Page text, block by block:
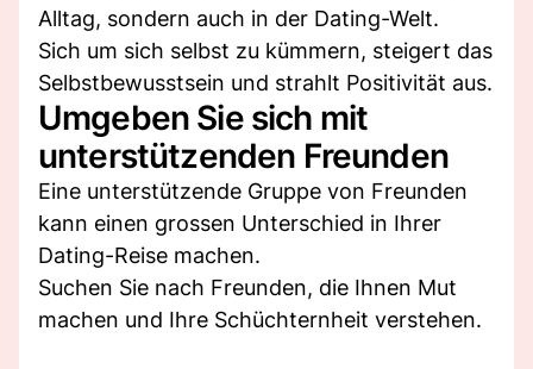
Alltag, sondern auch in der Dating-Welt.
Sich um sich selbst zu kümmern, steigert das
Selbstbewusstsein und strahlt Positivität aus.
Umgeben Sie sich mit
unterstützenden Freunden
Eine unterstützende Gruppe von Freunden
kann einen grossen Unterschied in Ihrer
Dating-Reise machen.
Suchen Sie nach Freunden, die Ihnen Mut
machen und Ihre Schüchternheit verstehen.